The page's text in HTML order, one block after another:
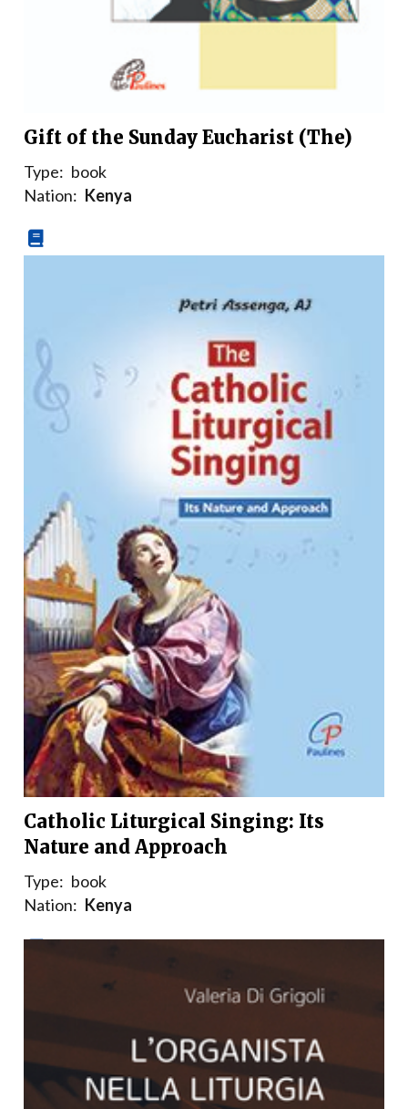
Gift of the Sunday Eucharist (The)
Type: book
Nation: Kenya
Catholic Liturgical Singing: Its
Nature and Approach
Type: book
Nation: Kenya